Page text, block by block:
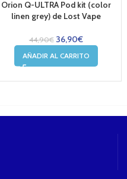
Orion Q-ULTRA Pod kit (color
linen grey) de Lost Vape
44,90€ 36,90€
AÑADIR AL CARRITO